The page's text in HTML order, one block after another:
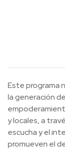
Este programa
la generación
y locales, a
escucha y el
promueven el